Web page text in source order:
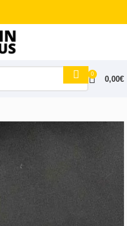
0
0,00€
Jersey & viscose